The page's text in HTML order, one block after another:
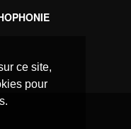
ce site,
pour